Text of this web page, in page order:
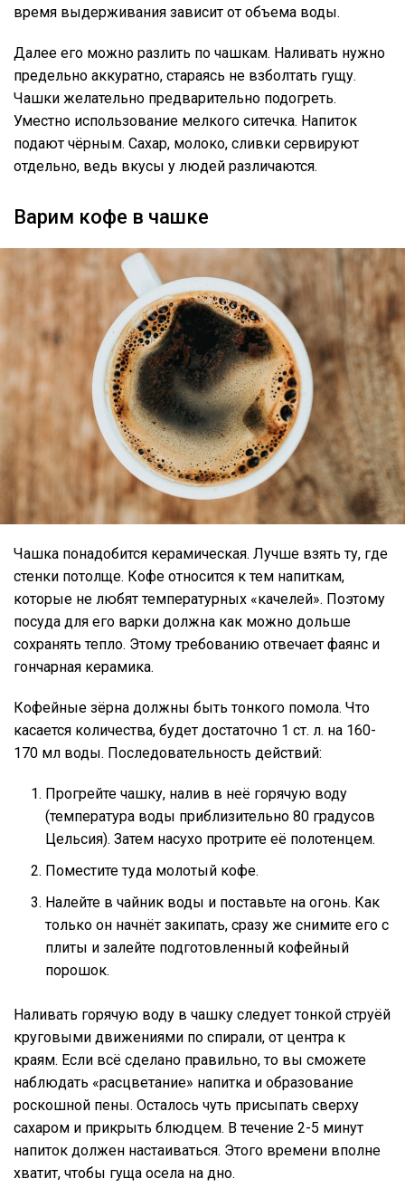
время выдерживания зависит от объема воды.
Далее его можно разлить по чашкам. Наливать нужно
предельно аккуратно, стараясь не взболтать гущу.
Чашки желательно предварительно подогреть.
Уместно использование мелкого ситечка. Напиток
подают чёрным. Сахар, молоко, сливки сервируют
отдельно, ведь вкусы у людей различаются.
Варим кофе в чашке
Чашка понадобится керамическая. Лучше взять ту, где
стенки потолще. Кофе относится к тем напиткам,
которые не любят температурных «качелей». Поэтому
посуда для его варки должна как можно дольше
сохранять тепло. Этому требованию отвечает фаянс и
гончарная керамика.
Кофейные зёрна должны быть тонкого помола. Что
касается количества, будет достаточно 1 ст. л. на 160-
170 мл воды. Последовательность действий:
Прогрейте чашку, налив в неё горячую воду
(температура воды приблизительно 80 градусов
Цельсия). Затем насухо протрите её полотенцем.
Поместите туда молотый кофе.
Налейте в чайник воды и поставьте на огонь. Как
только он начнёт закипать, сразу же снимите его с
плиты и залейте подготовленный кофейный
порошок.
Наливать горячую воду в чашку следует тонкой струёй
круговыми движениями по спирали, от центра к
краям. Если всё сделано правильно, то вы сможете
наблюдать «расцветание» напитка и образование
роскошной пены. Осталось чуть присыпать сверху
сахаром и прикрыть блюдцем. В течение 2-5 минут
напиток должен настаиваться. Этого времени вполне
хватит, чтобы гуща осела на дно.